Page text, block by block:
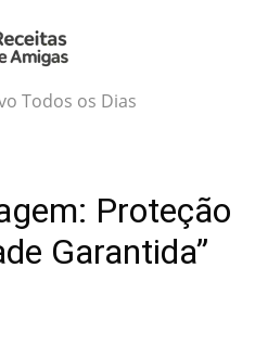
Todos os Dias
Proteção
Garantida”